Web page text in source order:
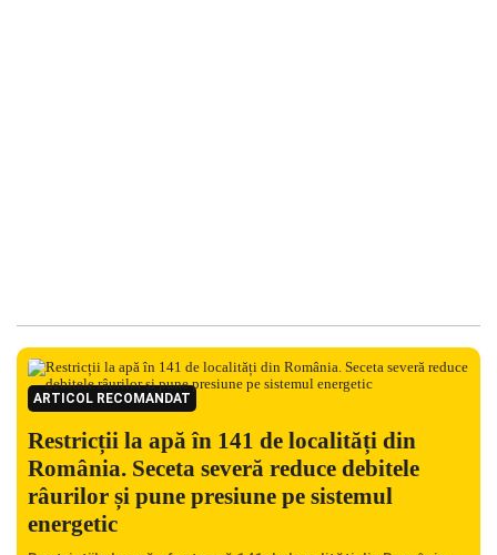
ARTICOL RECOMANDAT
Restricții la apă în 141 de localități din
România. Seceta severă reduce debitele
râurilor și pune presiune pe sistemul
energetic